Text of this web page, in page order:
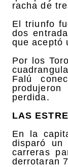
racha de
El triunfo
dos
que aceptó
Por los
Falú
perdida.
LAS
En la
disparó un
carreras
derrotaran